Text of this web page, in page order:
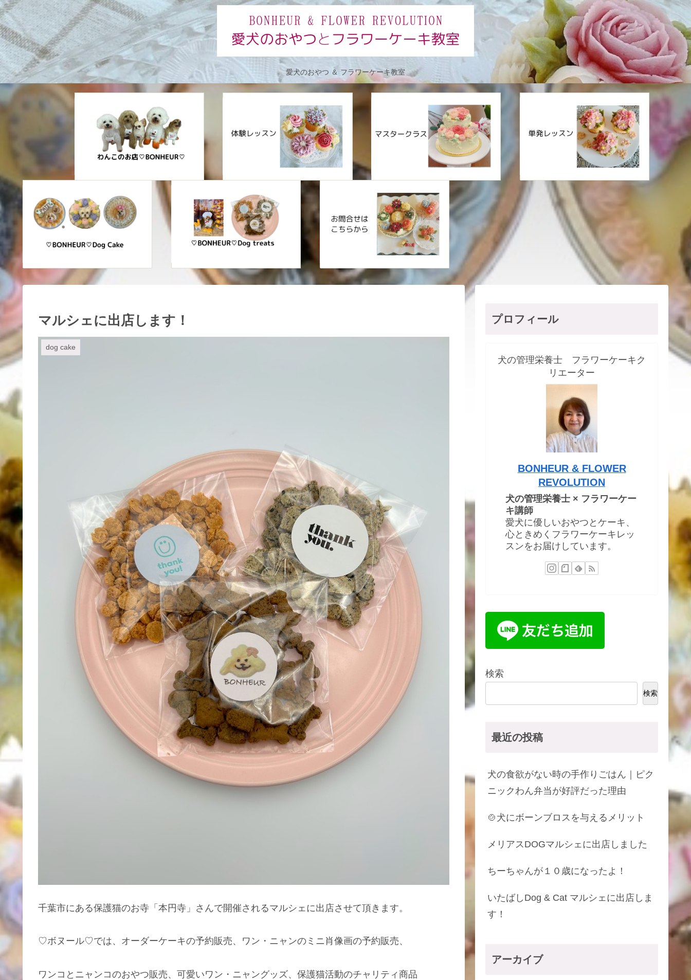
愛犬のおやつ ＆ フラワーケーキ教室
マルシェに出店します！
dog cake
千葉市にある保護猫のお寺「本円寺」さんで開催されるマルシェに出店させて頂きます。
♡ボヌール♡では、オーダーケーキの予約販売、ワン・ニャンのミニ肖像画の予約販売、
ワンコとニャンコのおやつ販売、可愛いワン・ニャングッズ、保護猫活動のチャリティ商品
プロフィール
犬の管理栄養士 フラワーケーキク
リエーター
BONHEUR & FLOWER
REVOLUTION
犬の管理栄養士 × フラワーケー
キ講師
愛犬に優しいおやつとケーキ、
心ときめくフラワーケーキレッ
スンをお届けしています。
検索
検索
最近の投稿
犬の食欲がない時の手作りごはん｜ピク
ニックわん弁当が好評だった理由
🍲犬にボーンブロスを与えるメリット
メリアスDOGマルシェに出店しました
ちーちゃんが１０歳になったよ！
いたばしDog & Cat マルシェに出店しま
す！
アーカイブ